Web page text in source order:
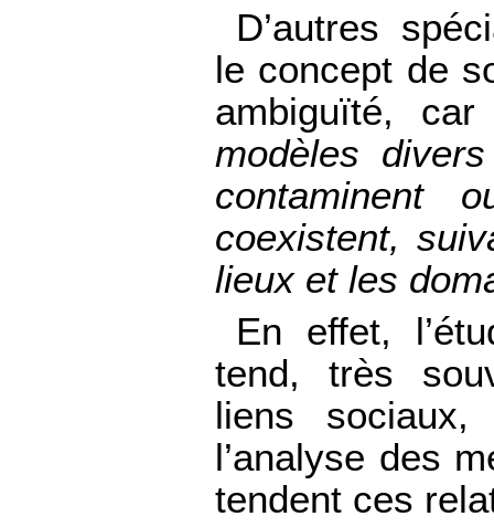
D’autres
le concept de
ambiguïté,
modèles
contaminent
coexistent,
lieux et les
En effet,
tend, très
liens
l’analyse des
tendent ces